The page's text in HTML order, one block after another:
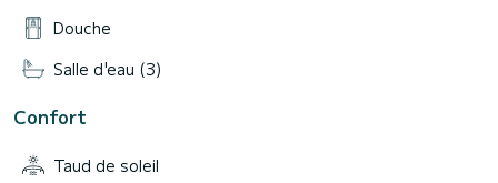
Douche
Salle d'eau (3)
Confort
Taud de soleil